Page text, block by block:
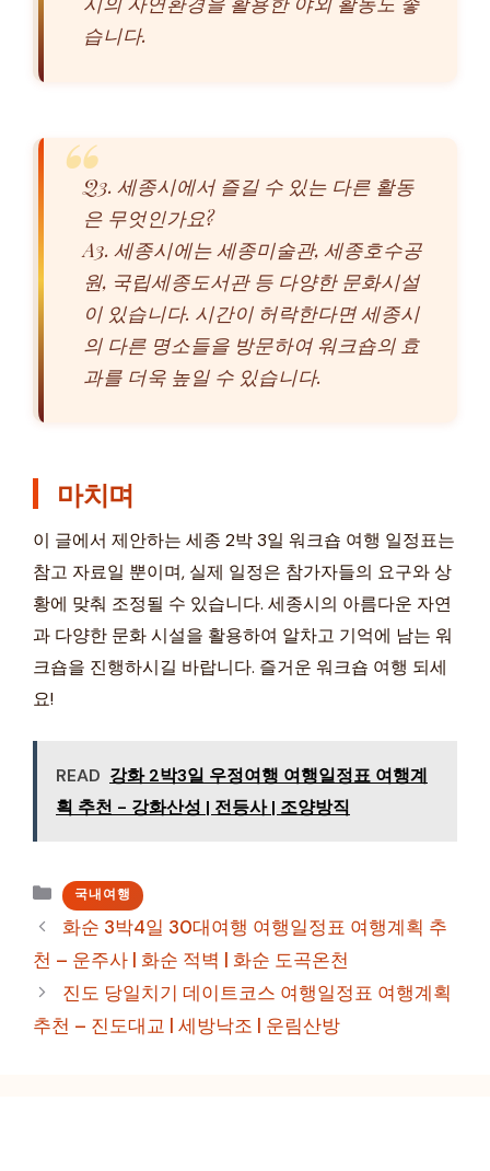
습니다.
Q3. 세종시에서 즐길 수 있는 다른 활동
은 무엇인가요?
A3. 세종시에는 세종미술관, 세종호수공
원, 국립세종도서관 등 다양한 문화시설
이 있습니다. 시간이 허락한다면 세종시
의 다른 명소들을 방문하여 워크숍의 효
과를 더욱 높일 수 있습니다.
마치며
이 글에서 제안하는 세종 2박 3일 워크숍 여행 일정표는
참고 자료일 뿐이며, 실제 일정은 참가자들의 요구와 상
황에 맞춰 조정될 수 있습니다. 세종시의 아름다운 자연
과 다양한 문화 시설을 활용하여 알차고 기억에 남는 워
크숍을 진행하시길 바랍니다. 즐거운 워크숍 여행 되세
요!
READ 강화 2박3일 우정여행 여행일정표 여행계
획 추천 - 강화산성 | 전등사 | 조양방직
카
테
고
리
국내여행
화순 3박4일 30대여행 여행일정표 여행계획 추
천 – 운주사 | 화순 적벽 | 화순 도곡온천
진도 당일치기 데이트코스 여행일정표 여행계획
추천 – 진도대교 | 세방낙조 | 운림산방